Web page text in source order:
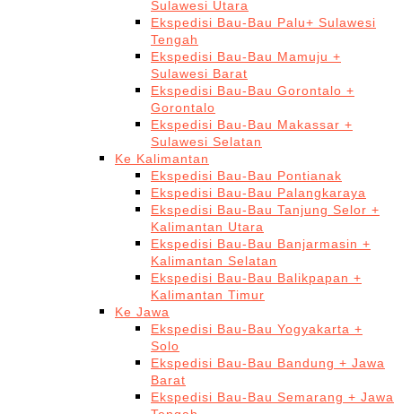
Sulawesi Utara
Ekspedisi Bau-Bau Palu+ Sulawesi
Tengah
Ekspedisi Bau-Bau Mamuju +
Sulawesi Barat
Ekspedisi Bau-Bau Gorontalo +
Gorontalo
Ekspedisi Bau-Bau Makassar +
Sulawesi Selatan
Ke Kalimantan
Ekspedisi Bau-Bau Pontianak
Ekspedisi Bau-Bau Palangkaraya
Ekspedisi Bau-Bau Tanjung Selor +
Kalimantan Utara
Ekspedisi Bau-Bau Banjarmasin +
Kalimantan Selatan
Ekspedisi Bau-Bau Balikpapan +
Kalimantan Timur
Ke Jawa
Ekspedisi Bau-Bau Yogyakarta +
Solo
Ekspedisi Bau-Bau Bandung + Jawa
Barat
Ekspedisi Bau-Bau Semarang + Jawa